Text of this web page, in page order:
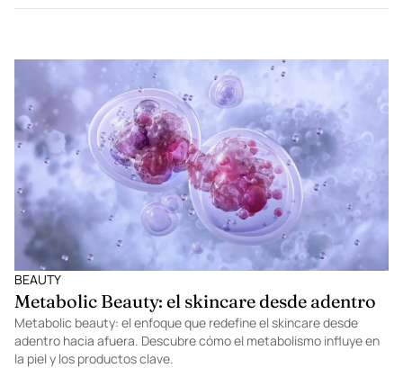
BEAUTY
Metabolic Beauty: el skincare desde adentro
Metabolic beauty: el enfoque que redefine el skincare desde
adentro hacia afuera. Descubre cómo el metabolismo influye en
la piel y los productos clave.